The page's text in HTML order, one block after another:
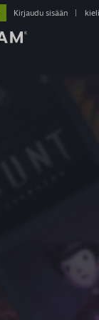
Kirjaudu sisään kieli